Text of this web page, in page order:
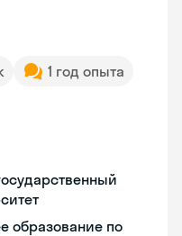
1 год опыта
образование по